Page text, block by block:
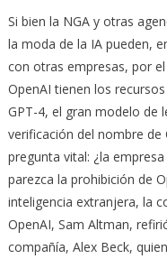
Si bien la NGA y otras
la moda de la IA pueden,
con otras empresas, por
OpenAI tienen los
GPT-4, el gran modelo de
verificación del nombre de
pregunta vital: ¿la
parezca la prohibición de
inteligencia extranjera, la
OpenAI, Sam Altman,
compañía, Alex Beck,